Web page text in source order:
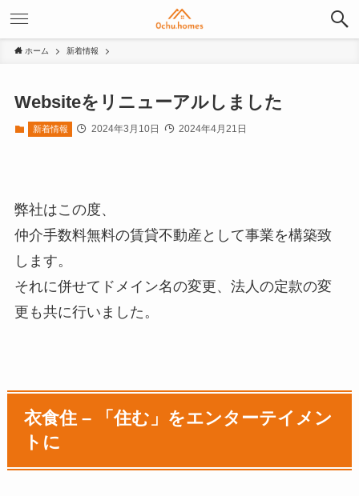
ホーム 新着情報
Websiteをリニューアルしました
新着情報 2024年3月10日 2024年4月21日
弊社はこの度、
仲介手数料無料の賃貸不動産として事業を構築致
します。
それに併せてドメイン名の変更、法人の定款の変
更も共に行いました。
衣食住 – 「住む」をエンターテイメン
トに